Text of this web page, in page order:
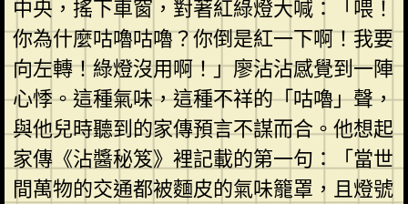
中央，搖下車窗，對著紅綠燈大喊：「喂！
你為什麼咕嚕咕嚕？你倒是紅一下啊！我要
向左轉！綠燈沒用啊！」廖沾沾感覺到一陣
心悸。這種氣味，這種不祥的「咕嚕」聲，
與他兒時聽到的家傳預言不謀而合。他想起
家傳《沾醬秘笈》裡記載的第一句：「當世
間萬物的交通都被麵皮的氣味籠罩，且燈號